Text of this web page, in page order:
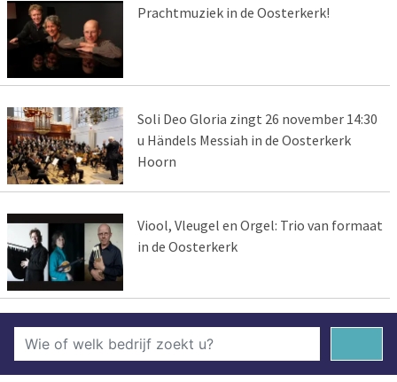
Prachtmuziek in de Oosterkerk!
Soli Deo Gloria zingt 26 november 14:30
u Händels Messiah in de Oosterkerk
Hoorn
Viool, Vleugel en Orgel: Trio van formaat
in de Oosterkerk